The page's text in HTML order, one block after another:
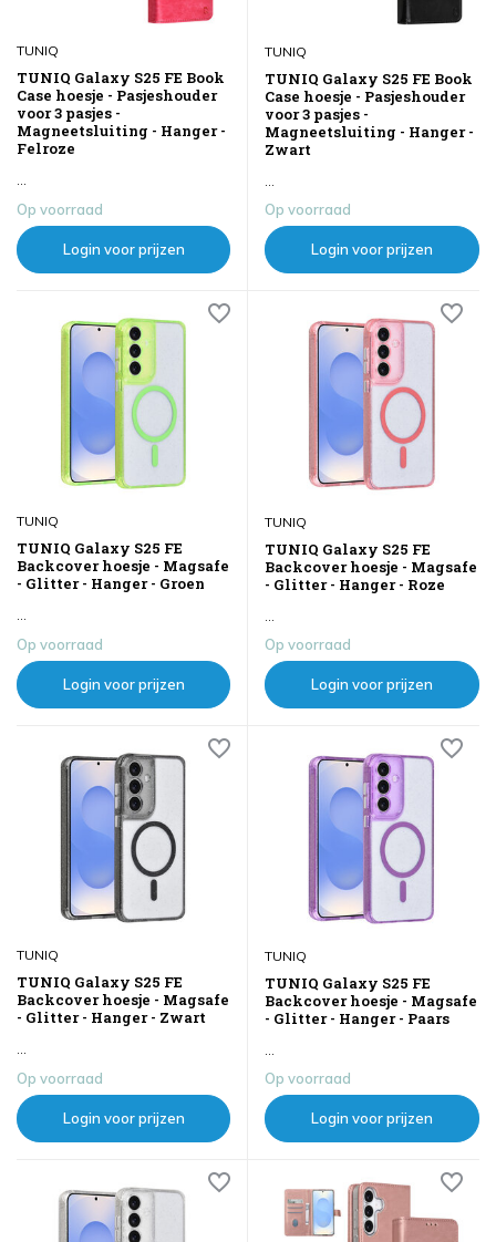
TUNIQ
TUNIQ Galaxy S25 FE Book
Case hoesje - Pasjeshouder
voor 3 pasjes -
Magneetsluiting - Hanger -
Felroze
...
Op voorraad
Login voor prijzen
TUNIQ
TUNIQ Galaxy S25 FE Book
Case hoesje - Pasjeshouder
voor 3 pasjes -
Magneetsluiting - Hanger -
Zwart
...
Op voorraad
Login voor prijzen
TUNIQ
TUNIQ Galaxy S25 FE
Backcover hoesje - Magsafe
- Glitter - Hanger - Groen
Op voorraad
Login voor prijzen
TUNIQ
TUNIQ Galaxy S25 FE
Backcover hoesje - Magsafe
- Glitter - Hanger - Roze
Op voorraad
Login voor prijzen
TUNIQ
TUNIQ Galaxy S25 FE
Backcover hoesje - Magsafe
- Glitter - Hanger - Zwart
...
Op voorraad
Login voor prijzen
TUNIQ
TUNIQ Galaxy S25 FE
Backcover hoesje - Magsafe
- Glitter - Hanger - Paars
...
Op voorraad
Login voor prijzen